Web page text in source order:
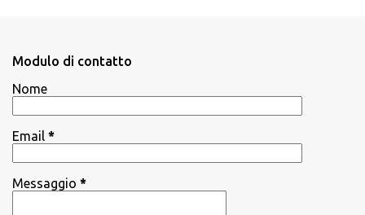
i
Modulo di contatto
Nome
Email *
Messaggio *